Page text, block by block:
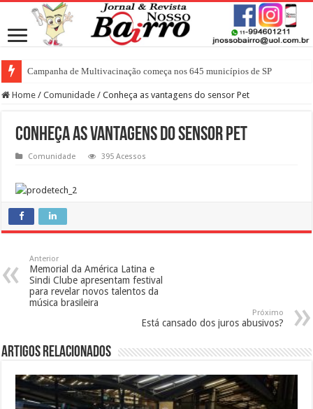
Campanha de Multivacinação começa nos 645 municípios de SP
Home / Comunidade / Conheça as vantagens do sensor Pet
Conheça as vantagens do sensor Pet
Comunidade 395 Acessos
Anterior
Memorial da América Latina e
Sindi Clube apresentam festival
para revelar novos talentos da
música brasileira
Próximo
Está cansado dos juros abusivos?
Artigos Relacionados